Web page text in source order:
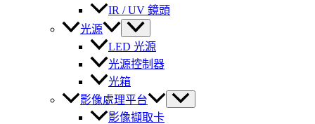
IR / UV 鏡頭
光源
LED 光源
光源控制器
光箱
影像處理平台
影像擷取卡